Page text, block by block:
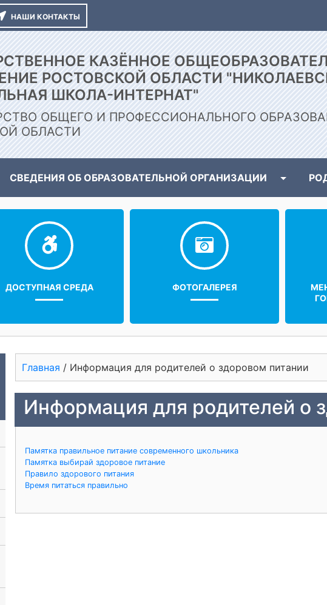
НАШИ КОНТАКТЫ
КАЗЁННОЕ
РОСТОВСКОЙ ОБЛАСТИ
ШКОЛА-ИНТЕРНАТ"
ОБЩЕГО И ПРОФЕССИОНАЛЬНОГО
ОБЛАСТИ
СВЕДЕНИЯ ОБ ОБРАЗОВАТЕЛЬНОЙ ОРГАНИЗАЦИИ
ДОСТУПНАЯ СРЕДА ФОТОГАЛЕРЕЯ
Главная / Информация для родителей о здоровом питании
Информация для родителей о
Памятка правильное питание современного школьника
Памятка выбирай здоровое питание
Правило здорового питания
Время питаться правильно